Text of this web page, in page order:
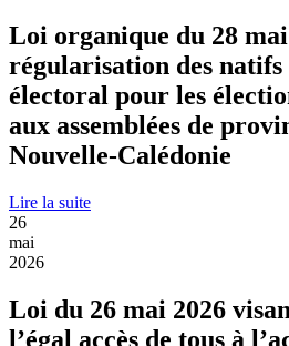
Loi organique du 28
régularisation des natifs
électoral pour les
aux assemblées de
Nouvelle-Calédonie
Lire la suite
26
mai
2026
Loi du 26 mai 2026
l’égal accès de tous à